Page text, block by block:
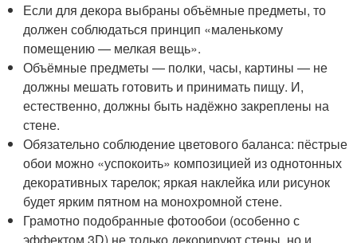
Если для декора выбраны объёмные предметы, то
должен соблюдаться принцип «маленькому
помещению — мелкая вещь».
Объёмные предметы — полки, часы, картины — не
должны мешать готовить и принимать пищу. И,
естественно, должны быть надёжно закреплены на
стене.
Обязательно соблюдение цветового баланса: пёстрые
обои можно «успокоить» композицией из однотонных
декоративных тарелок; яркая наклейка или рисунок
будет ярким пятном на монохромной стене.
Грамотно подобранные фотообои (особенно с